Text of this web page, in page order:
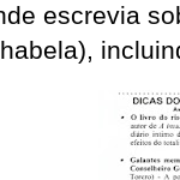
escrevia